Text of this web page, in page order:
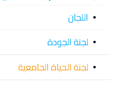
اللجان
لجنة الجودة
لجنة الحياة الجامعية